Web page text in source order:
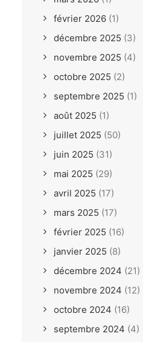
février 2026 (1)
décembre 2025 (3)
novembre 2025 (4)
octobre 2025 (2)
septembre 2025 (1)
août 2025 (1)
juillet 2025 (50)
juin 2025 (31)
mai 2025 (29)
avril 2025 (17)
mars 2025 (17)
février 2025 (16)
janvier 2025 (8)
décembre 2024 (21)
novembre 2024 (12)
octobre 2024 (16)
septembre 2024 (4)